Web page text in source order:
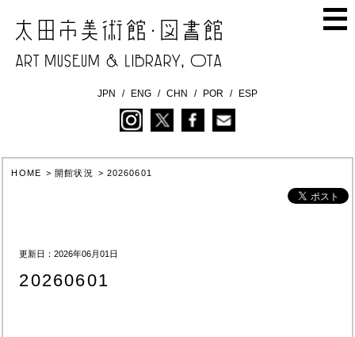
JPN ENG CHN POR ESP
HOME >開館状況 > 20260601
更新日：2026年06月01日
20260601